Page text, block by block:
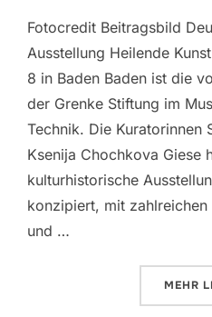
Fotocredit Beitragsbild
Ausstellung Heilende
8 in Baden Baden ist die
der Grenke Stiftung im
Technik. Die Kuratorinnen
Ksenija Chochkova Giese
kulturhistorische
konzipiert, mit
und …
MEHR